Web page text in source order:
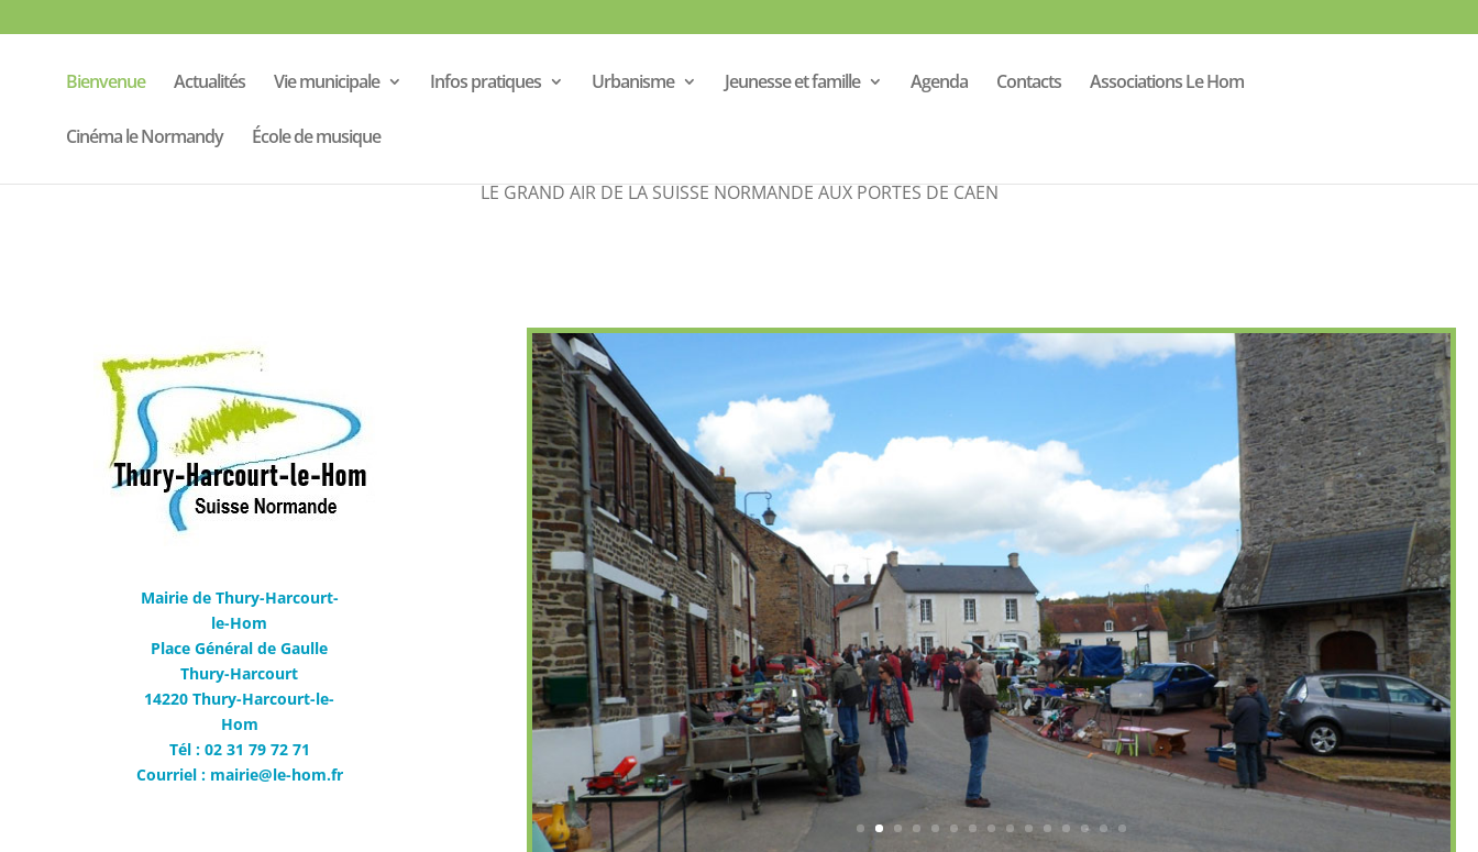
Bienvenue Actualités Vie municipale Infos pratiques Urbanisme Jeunesse et famille Agenda Contacts Associations Le Hom
Cinéma le Normandy École de musique
LE GRAND AIR DE LA SUISSE NORMANDE AUX PORTES DE CAEN
Mairie de Thury-Harcourt-
le-Hom
Place Général de Gaulle
Thury-Harcourt
14220 Thury-Harcourt-le-
Hom
Tél : 02 31 79 72 71
Courriel : mairie@le-hom.fr